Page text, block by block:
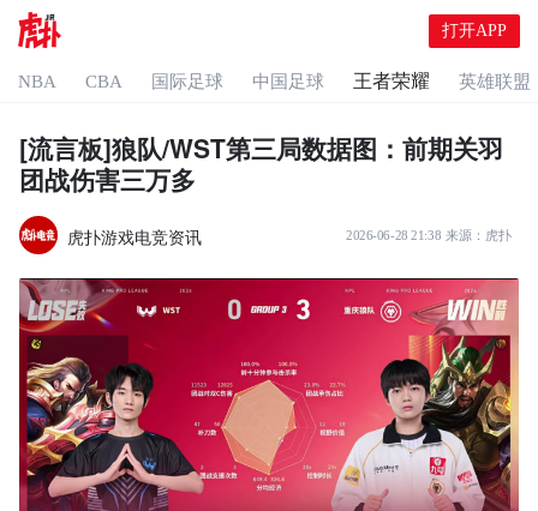
打开APP
NBA CBA 国际足球 中国足球 王者荣耀 英雄联盟
[流言板]狼队/WST第三局数据图：前期关羽
团战伤害三万多
虎扑游戏电竞资讯 2026-06-28 21:38 来源： 虎扑